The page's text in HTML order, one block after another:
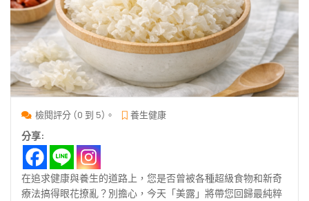
檢閱評分 (0 到 5)。 養生健康
分享:
在追求健康與養生的道路上，您是否曾被各種超級食物和新奇
療法搞得眼花撩亂？別擔心，今天「美露」將帶您回歸最純粹